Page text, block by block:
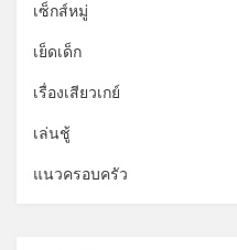
เซ็กส์หมู่
เย็ดเด็ก
เรื่องเสียวเกย์
เล่นชู้
แนวครอบครัว